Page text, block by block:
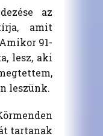
az
amit
91-
lesz, aki
leszünk.
tartanak